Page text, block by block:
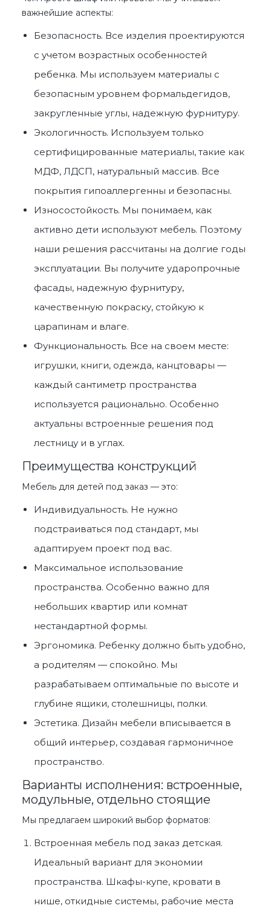
важнейшие аспекты:
Безопасность. Все изделия проектируются
с учетом возрастных особенностей
ребенка. Мы используем материалы с
безопасным уровнем формальдегидов,
закругленные углы, надежную фурнитуру.
Экологичность. Используем только
сертифицированные материалы, такие как
МДФ, ЛДСП, натуральный массив. Все
покрытия гипоаллергенны и безопасны.
Износостойкость. Мы понимаем, как
активно дети используют мебель. Поэтому
наши решения рассчитаны на долгие годы
эксплуатации. Вы получите ударопрочные
фасады, надежную фурнитуру,
качественную покраску, стойкую к
царапинам и влаге.
Функциональность. Все на своем месте:
игрушки, книги, одежда, канцтовары —
каждый сантиметр пространства
используется рационально. Особенно
актуальны встроенные решения под
лестницу и в углах.
Преимущества конструкций
Мебель для детей под заказ — это:
Индивидуальность. Не нужно
подстраиваться под стандарт, мы
адаптируем проект под вас.
Максимальное использование
пространства. Особенно важно для
небольших квартир или комнат
нестандартной формы.
Эргономика. Ребенку должно быть удобно,
а родителям — спокойно. Мы
разрабатываем оптимальные по высоте и
глубине ящики, столешницы, полки.
Эстетика. Дизайн мебели вписывается в
общий интерьер, создавая гармоничное
пространство.
Варианты исполнения: встроенные,
модульные, отдельно стоящие
Мы предлагаем широкий выбор форматов:
Встроенная мебель под заказ детская.
Идеальный вариант для экономии
пространства. Шкафы-купе, кровати в
нише, откидные системы, рабочие места